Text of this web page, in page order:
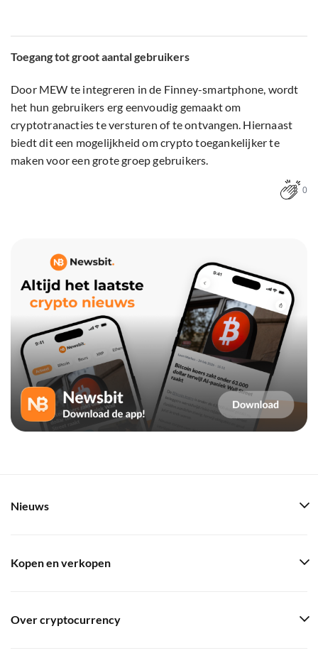
Toegang tot groot aantal gebruikers
Door MEW te integreren in de Finney-smartphone, wordt
het hun gebruikers erg eenvoudig gemaakt om
cryptotranacties te versturen of te ontvangen. Hiernaast
biedt dit een mogelijkheid om crypto toegankelijker te
maken voor een grote groep gebruikers.
0
Nieuws
Kopen en verkopen
Over cryptocurrency